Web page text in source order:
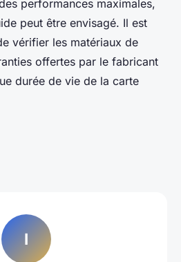
performances maximales,
peut être envisagé. Il est
vérifier les matériaux de
offertes par le fabricant
durée de vie de la carte
I